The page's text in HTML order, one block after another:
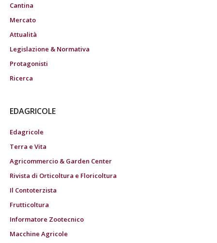
Cantina
Mercato
Attualità
Legislazione & Normativa
Protagonisti
Ricerca
EDAGRICOLE
Edagricole
Terra e Vita
Agricommercio & Garden Center
Rivista di Orticoltura e Floricoltura
Il Contoterzista
Frutticoltura
Informatore Zootecnico
Macchine Agricole